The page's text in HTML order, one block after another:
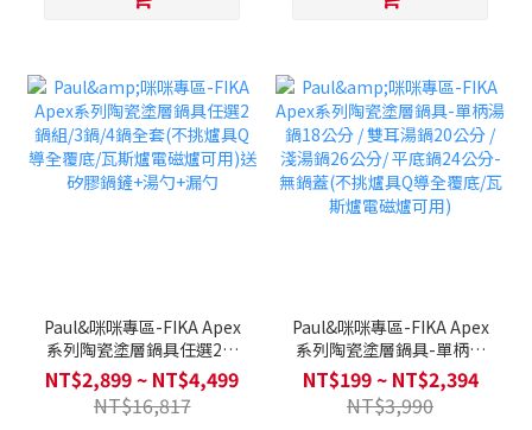
Paul&咪咪專區-FIKA Apex
系列陶瓷塗層鍋具任選2鍋
組/3鍋/4鍋全套(不挑爐具Q
導全覆底/瓦斯爐電磁爐可
用)送矽膠鍋鏟+湯勺+漏勺
NT$2,899 ~ NT$4,499
NT$16,817
Paul&咪咪專區-FIKA Apex
系列陶瓷塗層鍋具-單柄湯
鍋18公分 / 雙耳湯鍋20公分
/ 淺湯鍋26公分/ 平底鍋24
公分-無鍋蓋(不挑爐具Q導
NT$199 ~ NT$2,394
NT$3,990